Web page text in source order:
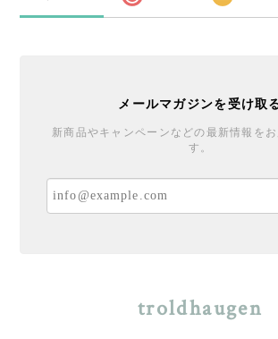
メールマガジンを受け取
新商品やキャンペーンなどの最新情報を
す。
troldhaugen